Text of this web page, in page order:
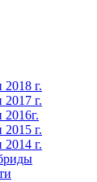
2018 г.
2017 г.
2016г.
2015 г.
2014 г.